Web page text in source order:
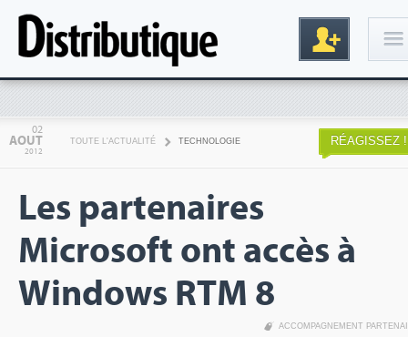
02
AOUT
2012
TOUTE L'ACTUALITÉ TECHNOLOGIE RÉAGISSEZ !
Les partenaires
Microsoft ont accès à
Windows RTM 8
ACCOMPAGNEMENT